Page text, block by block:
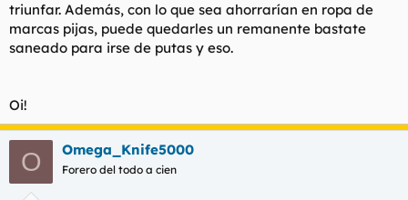
triunfar. Además, con lo que sea ahorrarían en ropa de
marcas pijas, puede quedarles un remanente bastate
saneado para irse de putas y eso.
Oi!
O Omega_Knife5000
Forero del todo a cien